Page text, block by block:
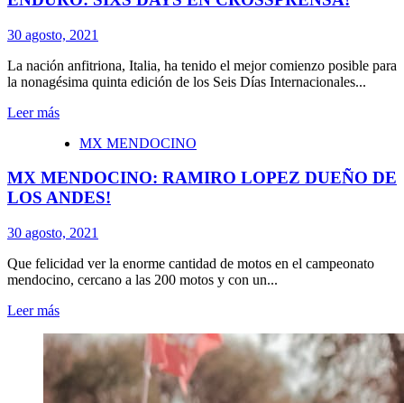
30 agosto, 2021
La nación anfitriona, Italia, ha tenido el mejor comienzo posible para
la nonagésima quinta edición de los Seis Días Internacionales...
Leer más
MX MENDOCINO
MX MENDOCINO: RAMIRO LOPEZ DUEÑO DE
LOS ANDES!
30 agosto, 2021
Que felicidad ver la enorme cantidad de motos en el campeonato
mendocino, cercano a las 200 motos y con un...
Leer más